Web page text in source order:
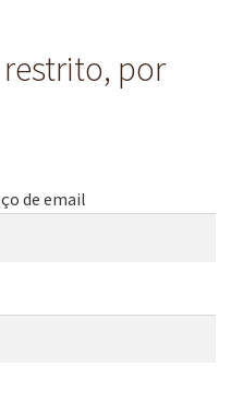
por
de email